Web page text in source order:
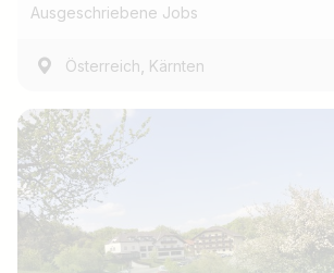
Ausgeschriebene Jobs
Österreich, Kärnten